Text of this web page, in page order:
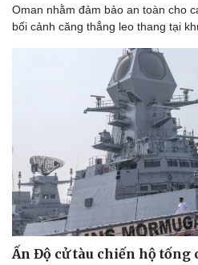
Oman nhằm đảm bảo an toàn cho
bối cảnh căng thẳng leo thang tại
Ấn Độ cử tàu chiến hộ tống